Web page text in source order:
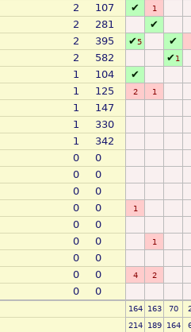
2 107 ✔ 1
2 281
✔
2 395 ✔5 ✔
2 582 ✔1
1 104
✔
1 125 2 1
1
147
1
330
1
342
0
0
0
0
0
0
0 0 1
0
0
0 0 1
0
0
0 0 4 2
0
0
164 163 70
214 189 164